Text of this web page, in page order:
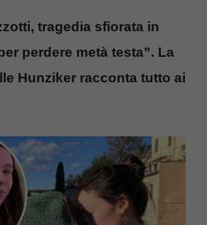
tragedia sfiorata in
perdere metà testa”. La
Hunziker racconta tutto ai